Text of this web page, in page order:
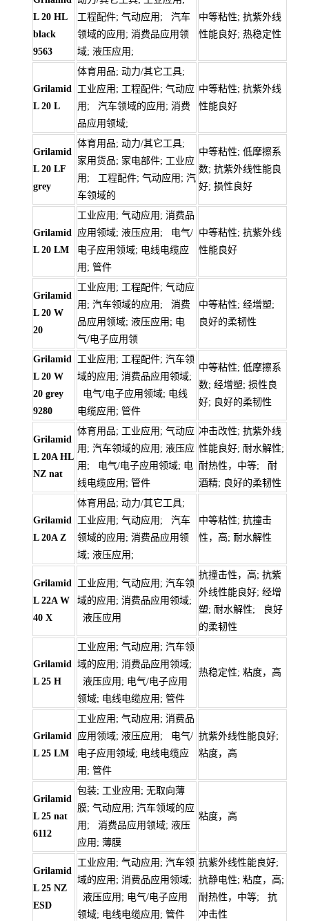
L 20 HL
black
9563
工程配件; 气动应用; 汽车
领域的应用; 消费品应用领
域; 液压应用;
中等粘性; 抗紫外线
性能良好; 热稳定性
Grilamid
L 20 L
体育用品; 动力/其它工具;
工业应用; 工程配件; 气动应
用; 汽车领域的应用; 消费
品应用领域;
中等粘性; 抗紫外线
性能良好
Grilamid
L 20 LF
grey
体育用品; 动力/其它工具;
家用货品; 家电部件; 工业应
用; 工程配件; 气动应用; 汽
车领域的
中等粘性; 低摩擦系
数; 抗紫外线性能良
好; 损性良好
Grilamid
L 20 LM
工业应用; 气动应用; 消费品
应用领域; 液压应用; 电气/
电子应用领域; 电线电缆应
用; 管件
中等粘性; 抗紫外线
性能良好
Grilamid
L 20 W
20
工业应用; 工程配件; 气动应
用; 汽车领域的应用; 消费
品应用领域; 液压应用; 电
气/电子应用领
中等粘性; 经增塑;
良好的柔韧性
Grilamid
L 20 W
20 grey
9280
工业应用; 工程配件; 汽车领
域的应用; 消费品应用领域;
电气/电子应用领域; 电线
电缆应用; 管件
中等粘性; 低摩擦系
数; 经增塑; 损性良
好; 良好的柔韧性
Grilamid
L 20A HL
NZ nat
体育用品; 工业应用; 气动应
用; 汽车领域的应用; 液压应
用; 电气/电子应用领域; 电
线电缆应用; 管件
冲击改性; 抗紫外线
性能良好; 耐水解性;
耐热性，中等; 耐
酒精; 良好的柔韧性
Grilamid
L 20A Z
体育用品; 动力/其它工具;
工业应用; 气动应用; 汽车
领域的应用; 消费品应用领
域; 液压应用;
中等粘性; 抗撞击
性，高; 耐水解性
Grilamid
L 22A W
40 X
工业应用; 气动应用; 汽车领
域的应用; 消费品应用领域;
液压应用
抗撞击性，高; 抗紫
外线性能良好; 经增
塑; 耐水解性; 良好
的柔韧性
Grilamid
L 25 H
工业应用; 气动应用; 汽车领
域的应用; 消费品应用领域;
液压应用; 电气/电子应用
领域; 电线电缆应用; 管件
热稳定性; 粘度，高
Grilamid
L 25 LM
工业应用; 气动应用; 消费品
应用领域; 液压应用; 电气/
电子应用领域; 电线电缆应
用; 管件
抗紫外线性能良好;
粘度，高
Grilamid
L 25 nat
6112
包装; 工业应用; 无取向薄
膜; 气动应用; 汽车领域的应
用; 消费品应用领域; 液压
应用; 薄膜
粘度，高
Grilamid
L 25 NZ
ESD
工业应用; 气动应用; 汽车领
域的应用; 消费品应用领域;
液压应用; 电气/电子应用
领域; 电线电缆应用; 管件
抗紫外线性能良好;
抗静电性; 粘度，高;
耐热性，中等; 抗
冲击性